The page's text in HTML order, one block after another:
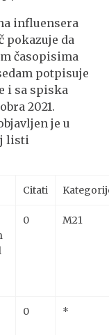
influensera
pokazuje da
časopisima
potpisuje
i sa spiska
2021.
je u
listi
Citati
0 M21
0 *